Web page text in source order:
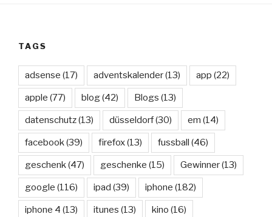
TAGS
adsense (17) adventskalender(13) app (22)
apple (77) blog(42) Blogs (13)
datenschutz(13) düsseldorf(30) em (14)
facebook(39) firefox(13) fussball (46)
geschenk(47) geschenke (15) Gewinner(13)
google (116) ipad (39) iphone (182)
iphone 4 (13) itunes (13) kino (16)